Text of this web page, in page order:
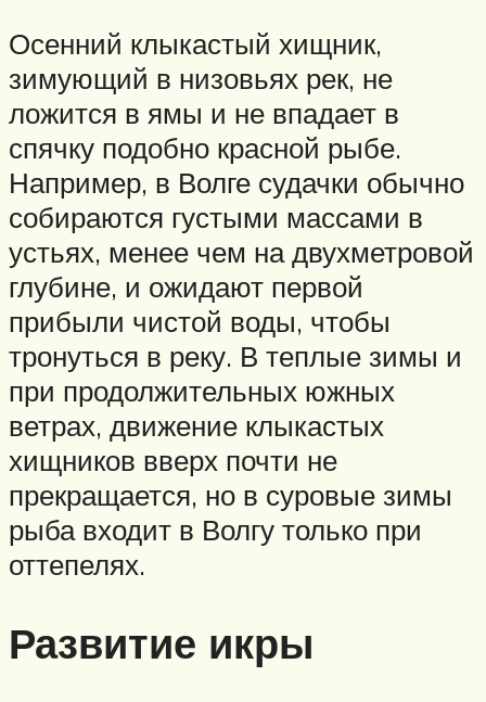
Осенний клыкастый хищник,
зимующий в низовьях рек, не
ложится в ямы и не впадает в
спячку подобно красной рыбе.
Например, в Волге судачки обычно
собираются густыми массами в
устьях, менее чем на двухметровой
глубине, и ожидают первой
прибыли чистой воды, чтобы
тронуться в реку. В теплые зимы и
при продолжительных южных
ветрах, движение клыкастых
хищников вверх почти не
прекращается, но в суровые зимы
рыба входит в Волгу только при
оттепелях.
Развитие икры